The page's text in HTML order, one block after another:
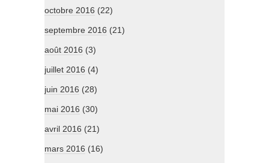
octobre 2016 (22)
septembre 2016 (21)
août 2016 (3)
juillet 2016 (4)
juin 2016 (28)
mai 2016 (30)
avril 2016 (21)
mars 2016 (16)